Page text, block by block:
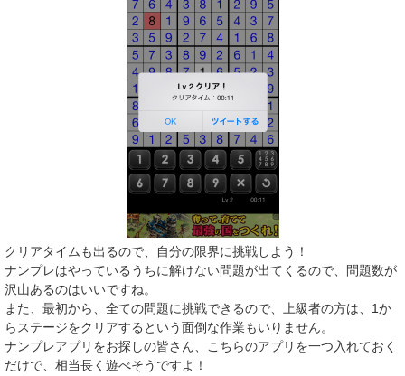
クリアタイムも出るので、自分の限界に挑戦しよう！
ナンプレはやっているうちに解けない問題が出てくるので、問題数が
沢山あるのはいいですね。
また、最初から、全ての問題に挑戦できるので、上級者の方は、1か
らステージをクリアするという面倒な作業もいりません。
ナンプレアプリをお探しの皆さん、こちらのアプリを一つ入れておく
だけで、相当長く遊べそうですよ！